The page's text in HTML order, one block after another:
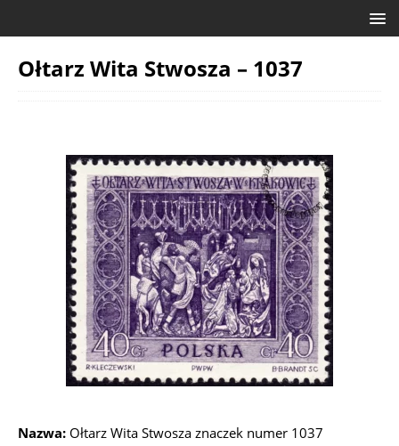
Ołtarz Wita Stwosza – 1037
Nazwa: Ołtarz Wita Stwosza znaczek numer 1037